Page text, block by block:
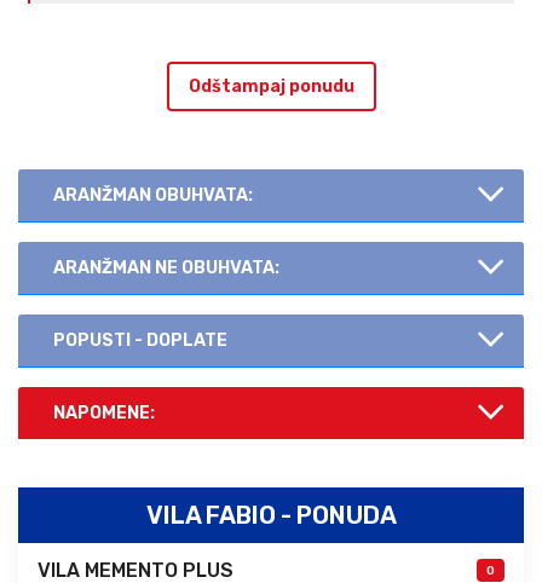
Odštampaj ponudu
ARANŽMAN OBUHVATA:
ARANŽMAN NE OBUHVATA:
POPUSTI - DOPLATE
NAPOMENE:
VILA FABIO - PONUDA
VILA MEMENTO PLUS 0